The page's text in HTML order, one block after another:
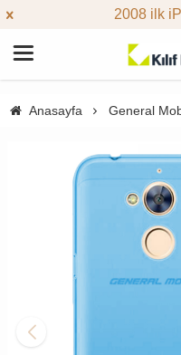
2008 ilk
Anasayfa General